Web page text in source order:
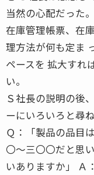
当然の心配だった。
在庫管理帳票、在
理方法が何も定ま
ペースを 拡大すれ
い。
Ｓ社長の説明の後
ーにいろいろと尋
Ｑ：「製品の品目
〇〜三〇〇だと思
いありますか」 Ａ